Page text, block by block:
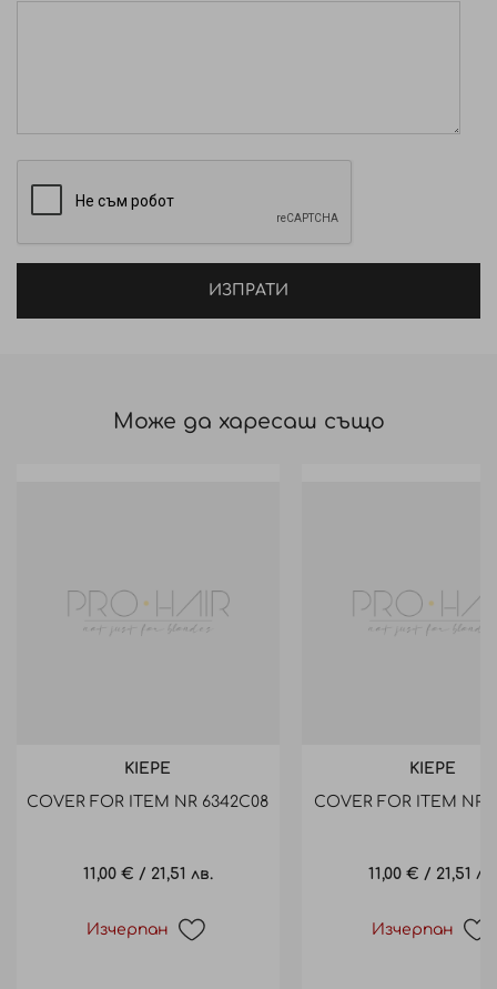
ИЗПРАТИ
Може да харесаш също
KIEPE
COVER FOR ITEM NR 6342C08
11,00 € / 21,51 лв.
Изчерпан
KIEPE
COVER FOR ITEM NR
11,00 € / 21,51 лв.
Изчерпан